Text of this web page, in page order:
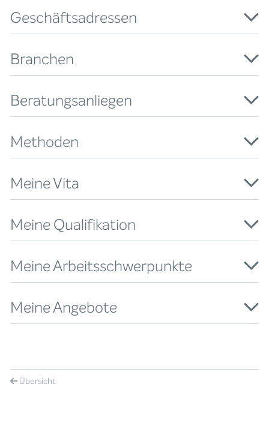
Geschäftsadressen
Branchen
Beratungsanliegen
Methoden
Meine Vita
Meine Qualifikation
Meine Arbeitsschwerpunkte
Meine Angebote
Übersicht